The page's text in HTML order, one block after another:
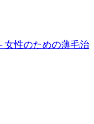
女性のための薄毛治